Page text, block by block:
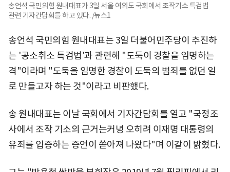
송언석 국민의힘 원내대표가 3일 서울 여의도 국회에서 조작기소 특검법
관련 기자간담회를 하고 있다. /뉴스1
송언석 국민의힘 원내대표는 3일 더불어민주당이 추진하
는 '공소취소 특검법'과 관련해 "도둑이 경찰을 임명하는
격"이라며 "도둑을 임명한 경찰이 도둑의 범죄를 없던 일
로 만들고자 하는 것"이라고 비판했다.
송 원내대표는 이날 국회에서 기자간담회를 열고 "국정조
사에서 조작 기소의 근거는커녕 오히려 이재명 대통령의
유죄를 입증하는 증언이 쏟아져 나왔다"며 이같이 밝혔다.